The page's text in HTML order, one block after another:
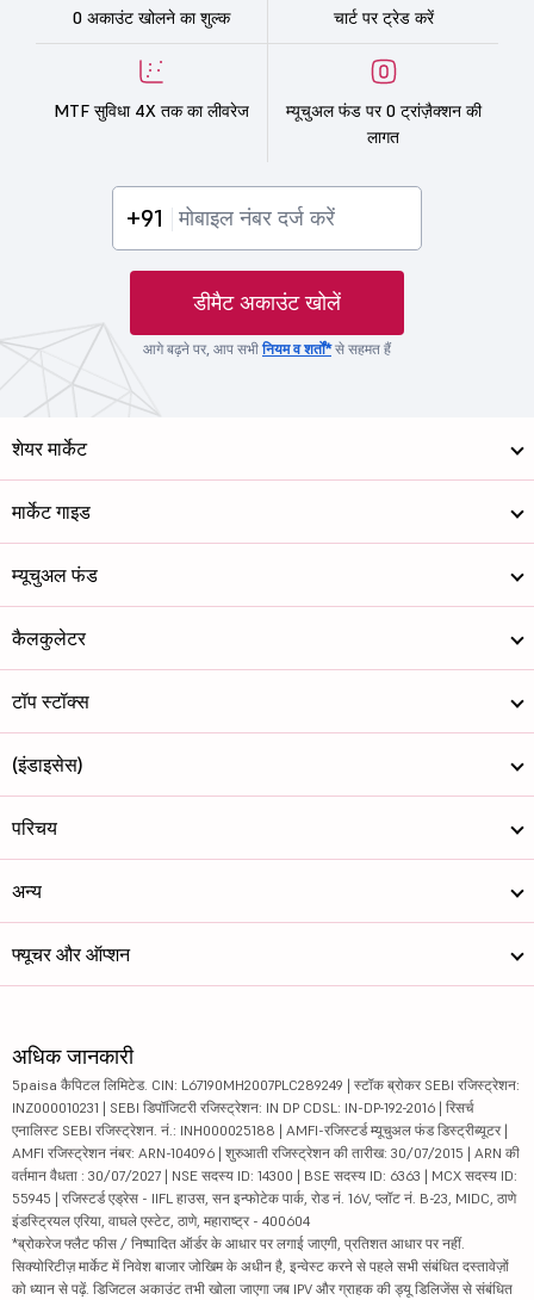
0 अकाउंट खोलने का शुल्क चार्ट पर ट्रेड करें
MTF सुविधा 4X तक का लीवरेज
म्यूचुअल फंड पर 0 ट्रांज़ैक्शन की
लागत
+91
डीमैट अकाउंट खोलें
आगे बढ़ने पर, आप सभीनियम व शर्तों*से सहमत हैं
शेयर मार्केट
मार्केट गाइड
म्यूचुअल फंड
कैलकुलेटर
टॉप स्टॉक्स
(इंडाइसेस)
परिचय
अन्य
फ्यूचर और ऑप्शन
अधिक जानकारी
5paisa कैपिटल लिमिटेड. CIN: L67190MH2007PLC289249 | स्टॉक ब्रोकर SEBI रजिस्ट्रेशन:
INZ000010231 | SEBI डिपॉजिटरी रजिस्ट्रेशन: IN DP CDSL: IN-DP-192-2016 | रिसर्च
एनालिस्ट SEBI रजिस्ट्रेशन. नं.: INH000025188 | AMFI-रजिस्टर्ड म्यूचुअल फंड डिस्ट्रीब्यूटर |
AMFI रजिस्ट्रेशन नंबर: ARN-104096 | शुरुआती रजिस्ट्रेशन की तारीख: 30/07/2015 | ARN की
वर्तमान वैधता : 30/07/2027 | NSE सदस्य ID: 14300 | BSE सदस्य ID: 6363 | MCX सदस्य ID:
55945 | रजिस्टर्ड एड्रेस - IIFL हाउस, सन इन्फोटेक पार्क, रोड नं. 16V, प्लॉट नं. B-23, MIDC, ठाणे
इंडस्ट्रियल एरिया, वाघले एस्टेट, ठाणे, महाराष्ट्र - 400604
*ब्रोकरेज फ्लैट फीस / निष्पादित ऑर्डर के आधार पर लगाई जाएगी, प्रतिशत आधार पर नहीं.
सिक्योरिटीज़ मार्केट में निवेश बाजार जोखिम के अधीन है, इन्वेस्ट करने से पहले सभी संबंधित दस्तावेज़ों
को ध्यान से पढ़ें. डिजिटल अकाउंट तभी खोला जाएगा जब IPV और ग्राहक की ड्यू डिलिजेंस से संबंधित